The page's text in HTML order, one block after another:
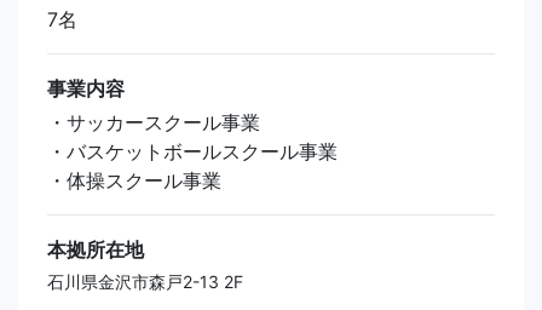
7名
事業内容
・サッカースクール事業
・バスケットボールスクール事業
・体操スクール事業
本拠所在地
石川県金沢市森戸2-13 2F